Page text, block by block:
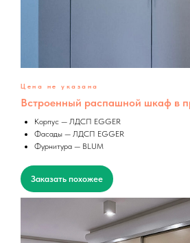
Цена не указана
Встроенный распашной шкаф в
Корпус — ЛДСП EGGER
Фасады — ЛДСП EGGER
Фурнитура — BLUM
Заказать похожее